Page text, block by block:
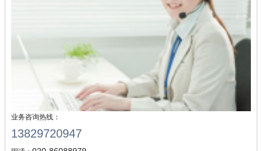
业务咨询热线：
13829720947